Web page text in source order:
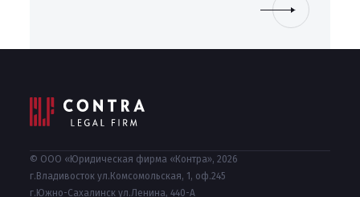
© ООО «Юридическая фирма «Контра», 2026
г.Владивосток ул.Комсомольская, 1, оф.245
г.Южно-Сахалинск ул.Ленина, 440-А